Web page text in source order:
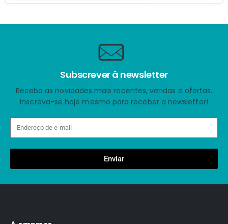
Subscrever à newsletter
Receba as novidades mais recentes, vendas e ofertas.
Inscreva-se hoje mesmo para receber a newsletter!
Enviar